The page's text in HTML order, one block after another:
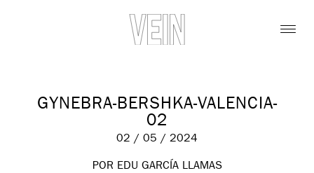
GYNEBRA-BERSHKA-VALENCIA-
02
02 / 05 / 2024
POR EDU GARCÍA LLAMAS